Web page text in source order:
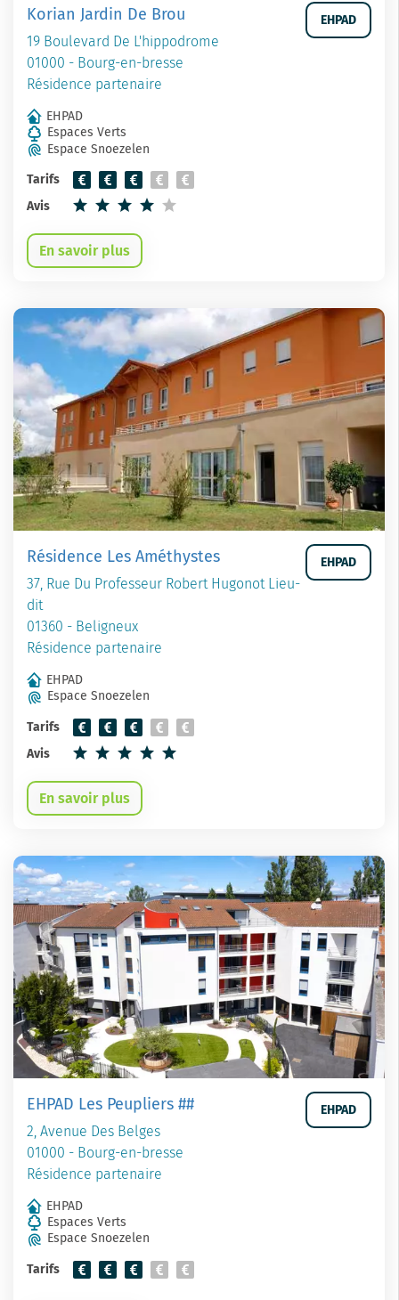
Korian Jardin De Brou
19 Boulevard De L'hippodrome
01000 - Bourg-en-bresse
Résidence partenaire
EHPAD
EHPAD
Espaces Verts
Espace Snoezelen
Tarifs
Avis
En savoir plus
Résidence Les Améthystes
37, Rue Du Professeur Robert Hugonot Lieu-
dit
01360 - Beligneux
Résidence partenaire
EHPAD
EHPAD
Espace Snoezelen
Tarifs
Avis
En savoir plus
EHPAD Les Peupliers ##
2, Avenue Des Belges
01000 - Bourg-en-bresse
Résidence partenaire
EHPAD
EHPAD
Espaces Verts
Espace Snoezelen
Tarifs